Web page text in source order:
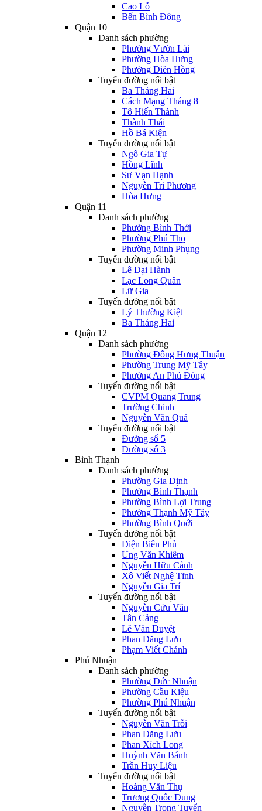
Cao Lỗ
Bến Bình Đông
Quận 10
Danh sách phường
Phường Vườn Lài
Phường Hòa Hưng
Phường Diên Hồng
Tuyến đường nổi bật
Ba Tháng Hai
Cách Mạng Tháng 8
Tô Hiến Thành
Thành Thái
Hồ Bá Kiện
Tuyến đường nổi bật
Ngô Gia Tự
Hồng Lĩnh
Sư Vạn Hạnh
Nguyễn Tri Phương
Hòa Hưng
Quận 11
Danh sách phường
Phường Bình Thới
Phường Phú Thọ
Phường Minh Phụng
Tuyến đường nổi bật
Lê Đại Hành
Lạc Long Quân
Lữ Gia
Tuyến đường nổi bật
Lý Thường Kiệt
Ba Tháng Hai
Quận 12
Danh sách phường
Phường Đông Hưng Thuận
Phường Trung Mỹ Tây
Phường An Phú Đông
Tuyến đường nổi bật
CVPM Quang Trung
Trường Chinh
Nguyễn Văn Quá
Tuyến đường nổi bật
Đường số 5
Đường số 3
Bình Thạnh
Danh sách phường
Phường Gia Định
Phường Bình Thạnh
Phường Bình Lợi Trung
Phường Thạnh Mỹ Tây
Phường Bình Quới
Tuyến đường nổi bật
Điện Biên Phủ
Ung Văn Khiêm
Nguyễn Hữu Cảnh
Xô Viết Nghệ Tĩnh
Nguyễn Gia Trí
Tuyến đường nổi bật
Nguyễn Cửu Vân
Tân Cảng
Lê Văn Duyệt
Phan Đăng Lưu
Phạm Viết Chánh
Phú Nhuận
Danh sách phường
Phường Đức Nhuận
Phường Cầu Kiệu
Phường Phú Nhuận
Tuyến đường nổi bật
Nguyễn Văn Trỗi
Phan Đăng Lưu
Phan Xích Long
Huỳnh Văn Bánh
Trần Huy Liệu
Tuyến đường nổi bật
Hoàng Văn Thụ
Trương Quốc Dung
Nguyễn Trọng Tuyển